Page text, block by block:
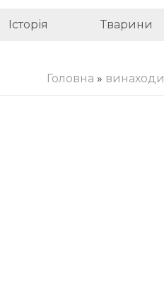
Історія Тварини
Головна » винаходи